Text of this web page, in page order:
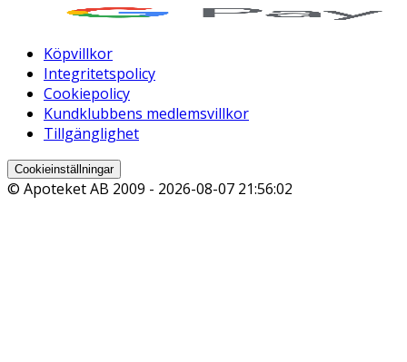
Köpvillkor
Integritetspolicy
Cookiepolicy
Kundklubbens medlemsvillkor
Tillgänglighet
Cookieinställningar
© Apoteket AB 2009 - 2026-08-07 21:56:02